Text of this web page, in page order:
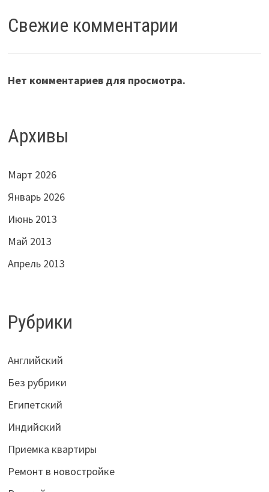
Свежие комментарии
Нет комментариев для просмотра.
Архивы
Март 2026
Январь 2026
Июнь 2013
Май 2013
Апрель 2013
Рубрики
Английский
Без рубрики
Египетский
Индийский
Приемка квартиры
Ремонт в новостройке